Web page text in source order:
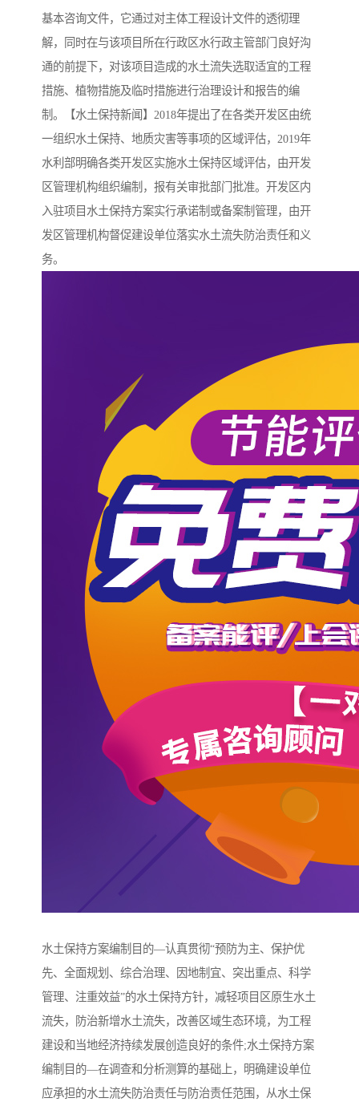
基本咨询文件，它通过对主体工程设计文件的透彻理
解，同时在与该项目所在行政区水行政主管部门良好沟
通的前提下，对该项目造成的水土流失选取适宜的工程
措施、植物措施及临时措施进行治理设计和报告的编
制。【水土保持新闻】2018年提出了在各类开发区由统
一组织水土保持、地质灾害等事项的区域评估，2019年
水利部明确各类开发区实施水土保持区域评估，由开发
区管理机构组织编制，报有关审批部门批准。开发区内
入驻项目水土保持方案实行承诺制或备案制管理，由开
发区管理机构督促建设单位落实水土流失防治责任和义
务。
水土保持方案编制目的—认真贯彻“预防为主、保护优
先、全面规划、综合治理、因地制宜、突出重点、科学
管理、注重效益”的水土保持方针，减轻项目区原生水土
流失，防治新增水土流失，改善区域生态环境，为工程
建设和当地经济持续发展创造良好的条件;水土保持方案
编制目的—在调查和分析测算的基础上，明确建设单位
应承担的水土流失防治责任与防治责任范围，从水土保